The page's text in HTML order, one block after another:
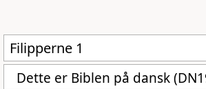
Dette er Biblen på dansk